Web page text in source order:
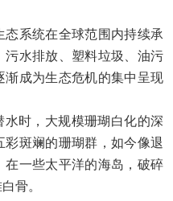
系统在全球范围内持续承
水排放、塑料垃圾、油污
成为生态危机的集中呈现
时，大规模珊瑚白化的深
斑斓的珊瑚群，如今像退
一些太平洋的海岛，破碎
骨。